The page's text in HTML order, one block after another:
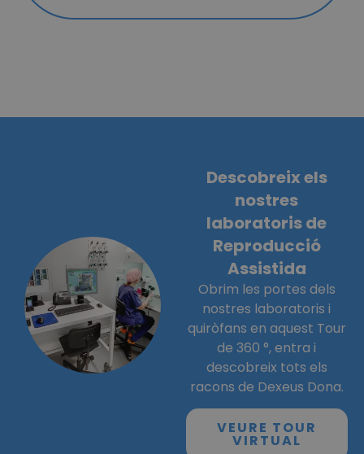
Descobreix els
nostres
laboratoris de
Reproducció
Assistida
Obrim les portes dels
nostres laboratoris i
quiròfans en aquest Tour
de 360 °, entra i
descobreix tots els
racons de Dexeus Dona.
VEURE TOUR
VIRTUAL